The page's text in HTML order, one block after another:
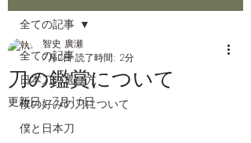
全ての記事
日本刀の選び方
僕の好みの刀について
僕と日本刀
全ての記事
刀の鑑賞について
智史 廣瀬
7月2日 読了時間: 2分
更新日：7月16日